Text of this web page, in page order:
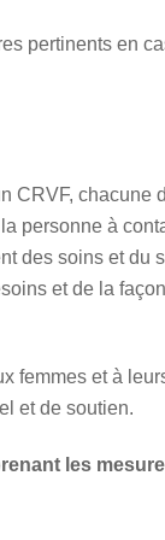
pertinents en
CRVF, chacune
personne à
des soins et du
et de la
femmes et à
et de soutien.
les